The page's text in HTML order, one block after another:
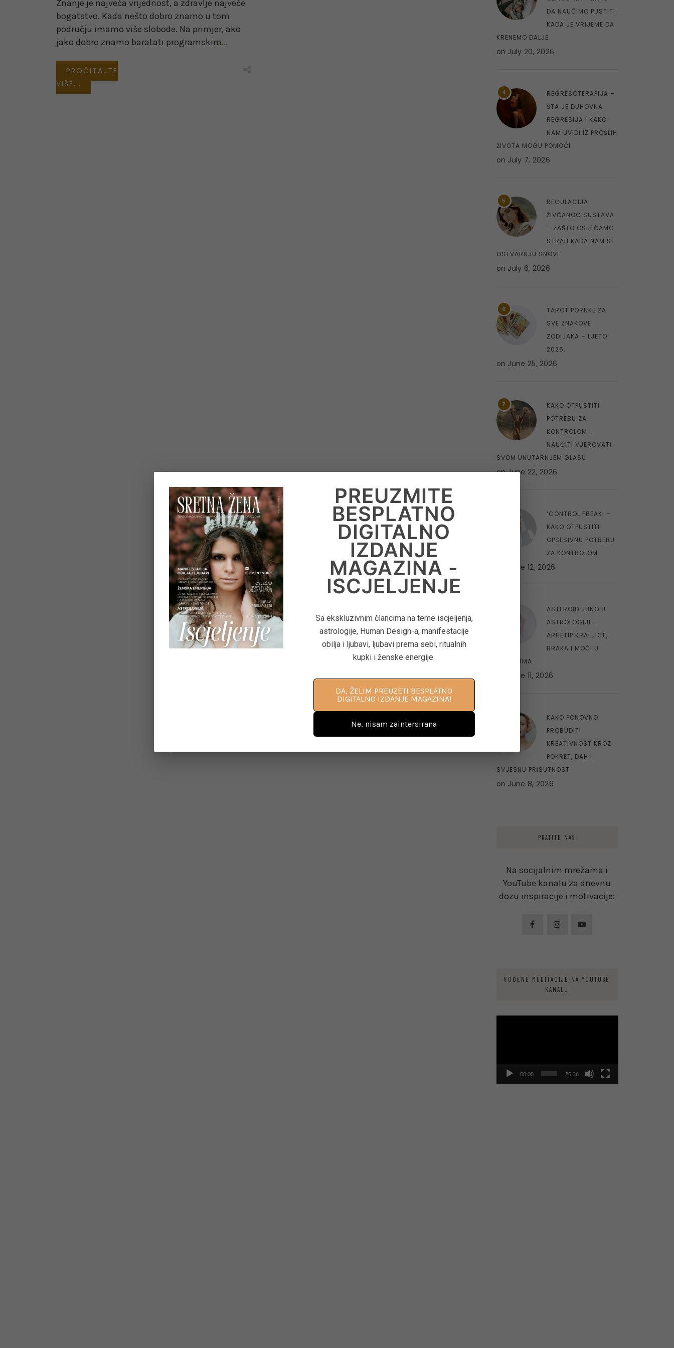
Znanje je najveća vrijednost, a zdravlje najveće
bogatstvo. Kada nešto dobro znamo u tom
području imamo više slobode. Na primjer, ako
jako dobro znamo baratati programskim…
PROČITAJTE
VIŠE...
DA NAUČIMO PUSTITI
KADA JE VRIJEME DA
KRENEMO DALJE
on July 20, 2026
4
REGRESOTERAPIJA –
ŠTA JE DUHOVNA
REGRESIJA I KAKO
NAM UVIDI IZ PROŠLIH
ŽIVOTA MOGU POMOĆI
on July 7, 2026
5
REGULACIJA
ŽIVČANOG SUSTAVA
– ZAŠTO OSJEĆAMO
STRAH KADA NAM SE
OSTVARUJU SNOVI
on July 6, 2026
6
TAROT PORUKE ZA
SVE ZNAKOVE
ZODIJAKA – LJETO
2026.
on June 25, 2026
7
KAKO OTPUSTITI
POTREBU ZA
KONTROLOM I
NAUČITI VJEROVATI
SVOM UNUTARNJEM GLASU
on June 22, 2026
‘CONTROL FREAK’ –
KAKO OTPUSTITI
OPSESIVNU POTREBU
ZA KONTROLOM
June 12, 2026
ASTEROID JUNO U
ASTROLOGIJI –
ARHETIP KRALJICE,
BRAKA I MOĆI U
ODNOSIMA
June 11, 2026
KAKO PONOVNO
PROBUDITI
KREATIVNOST KROZ
POKRET, DAH I
SVJESNU PRISUTNOST
on June 8, 2026
PRATITE NAS
Na socijalnim mrežama i
YouTube kanalu za dnevnu
dozu inspiracije i motivacije:
VOĐENE MEDITACIJE NA YOUTUBE
KANALU
00:00 26:36
PREUZMITE
BESPLATNO
DIGITALNO
IZDANJE
MAGAZINA -
ISCJELJENJE
Sa ekskluzivnim člancima na teme iscjeljenja,
astrologije, Human Design-a, manifestacije
obilja i ljubavi, ljubavi prema sebi, ritualnih
kupki i ženske energije.
DA, ŽELIM PREUZETI BESPLATNO
DIGITALNO IZDANJE MAGAZINA!
Ne, nisam zaintersirana